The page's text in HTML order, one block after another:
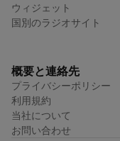
ウィジェット
国別のラジオサイト
概要と連絡先
プライバシーポリシー
利用規約
当社について
お問い合わせ